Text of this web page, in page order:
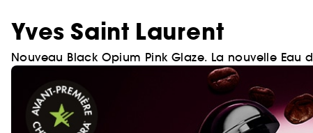
Yves Saint Laurent
Nouveau Black Opium Pink Glaze. La nouvelle Eau